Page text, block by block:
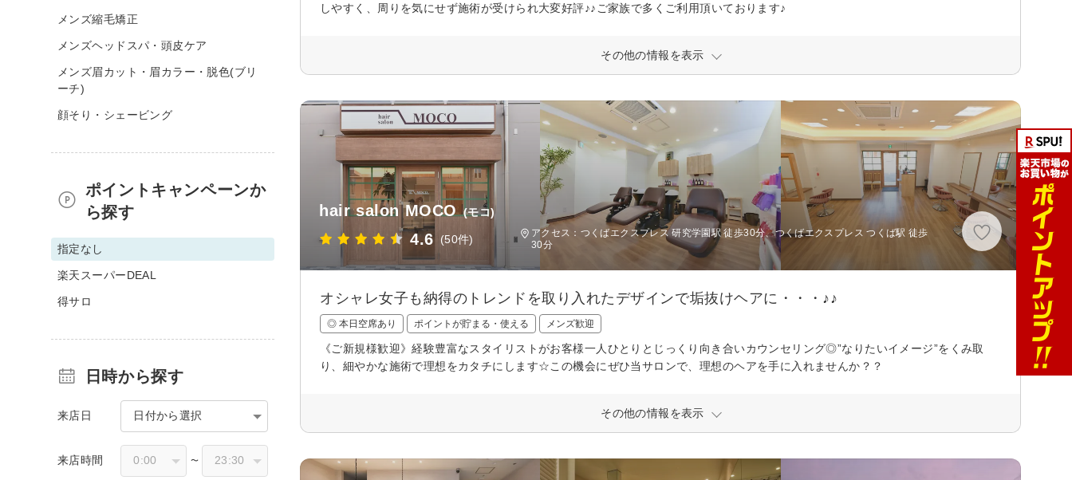
しやすく、周りを気にせず施術が受けられ大変好評♪♪ご家族で多くご利用頂いております♪
その他の情報を表示
hair salon MOCO (モコ)
4.6 (50件)
アクセス：つくばエクスプレス 研究学園駅 徒歩30分、つくばエクスプレス つくば駅 徒歩
30分
オシャレ女子も納得のトレンドを取り入れたデザインで垢抜けヘアに・・・♪♪
◎ 本日空席あり ポイントが貯まる・使える メンズ歓迎
《ご新規様歓迎》経験豊富なスタイリストがお客様一人ひとりとじっくり向き合いカウンセリング◎”なりたいイメージ”をくみ取
り、細やかな施術で理想をカタチにします☆この機会にぜひ当サロンで、理想のヘアを手に入れませんか？？
その他の情報を表示
メンズ縮毛矯正
メンズヘッドスパ・頭皮ケア
メンズ眉カット・眉カラー・脱色(ブリ
ーチ)
顔そり・シェービング
ポイントキャンペーンか
ら探す
指定なし
楽天スーパーDEAL
得サロ
日時から探す
来店日 日付から選択
来店時間 〜